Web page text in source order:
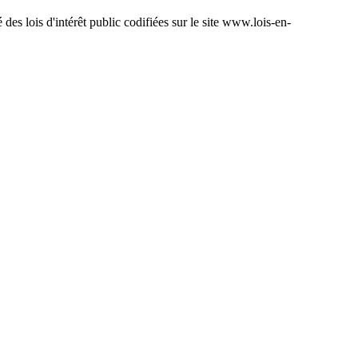
lois d'intérêt public codifiées sur le site www.lois-en-